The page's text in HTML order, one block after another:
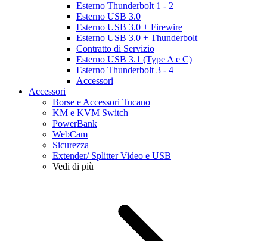
Esterno Thunderbolt 1 - 2
Esterno USB 3.0
Esterno USB 3.0 + Firewire
Esterno USB 3.0 + Thunderbolt
Contratto di Servizio
Esterno USB 3.1 (Type A e C)
Esterno Thunderbolt 3 - 4
Accessori
Accessori
Borse e Accessori Tucano
KM e KVM Switch
PowerBank
WebCam
Sicurezza
Extender/ Splitter Video e USB
Vedi di più